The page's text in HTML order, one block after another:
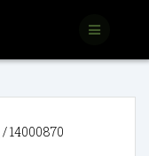
/ 14000870